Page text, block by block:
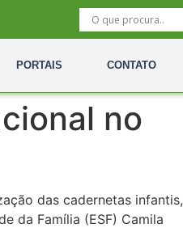
PORTAIS CONTATO
no
das cadernetas infantis,
da Família (ESF) Camila